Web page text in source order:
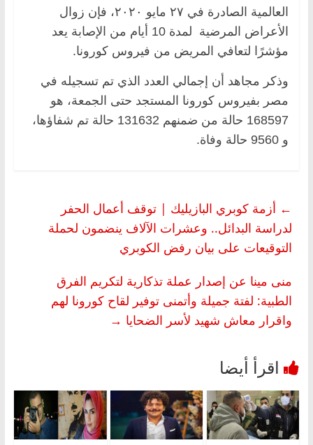
العالمية الصادرة في ٢٧ مايو ٢٠٢٠، فإن زوال
الأعراض المرضية لمدة 10 أيام من الإصابة يعد
مؤشرًا لتعافي المريض من فيروس كورونا.
وذكر مجاهد أن إجمالي العدد الذي تم تسجيله في
مصر بفيروس كورونا المستجد حتى الجمعة، هو
168597 حالة من ضمنهم 131632 حالة تم شفاؤها،
و 9560 حالة وفاة.
← أزمة كوبري البازيليك | توقف أعمال الحفر
لدراسة البدائل.. وعشرات الآلاف ينضمون لحملة
التوقيعات على بيان رفض الكوبري
منى مينا عن إصدار عملة تذكارية لتكريم الفرق
الطبية: لفتة جميلة وأتمنى توفير لقاح كورونا لهم
واقرار معاش شهيد لأسر الضحايا →